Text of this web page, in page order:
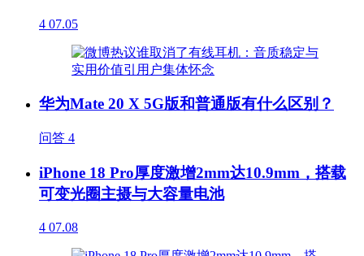
4 07.05
华为Mate 20 X 5G版和普通版有什么区别？
问答 4
iPhone 18 Pro厚度激增2mm达10.9mm，搭载
可变光圈主摄与大容量电池
4 07.08